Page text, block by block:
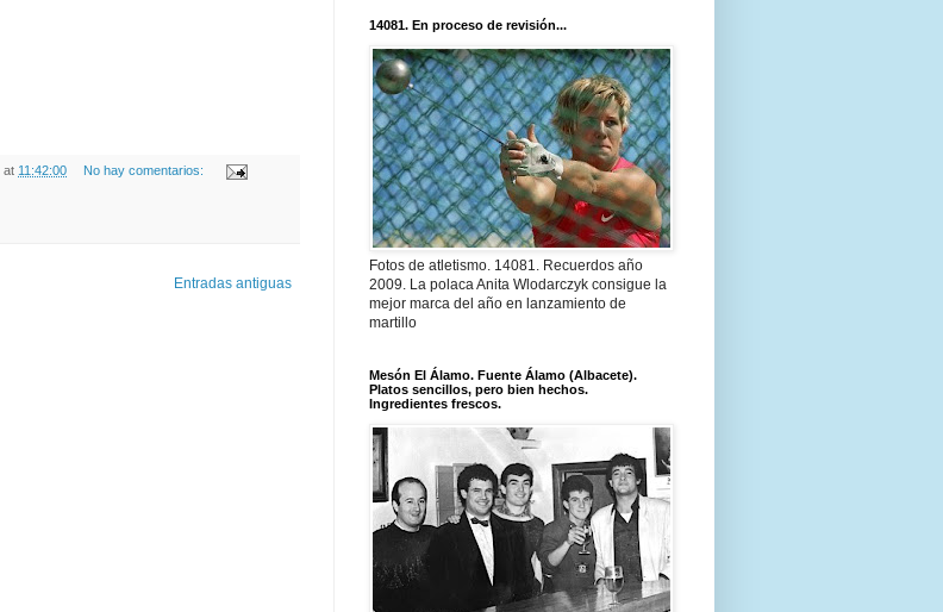
at 11:42:00 No hay comentarios:
Entradas antiguas
14081. En proceso de revisión...
Fotos de atletismo. 14081. Recuerdos año
2009. La polaca Anita Wlodarczyk consigue la
mejor marca del año en lanzamiento de
martillo
Mesón El Álamo. Fuente Álamo (Albacete).
Platos sencillos, pero bien hechos.
Ingredientes frescos.